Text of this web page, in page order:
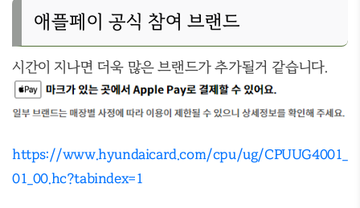
애플페이 공식 참여 브랜드
시간이 지나면 더욱 많은 브랜드가 추가될거 같습니다.
https://www.hyundaicard.com/cpu/ug/CPUUG4001_
01_00.hc?tabindex=1